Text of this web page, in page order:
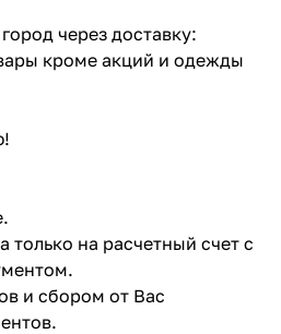
через доставку:
кроме акций и одежды
только на расчетный счет с
и сбором от Вас